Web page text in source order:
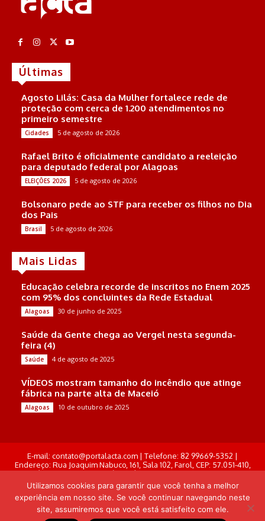
Últimas
Agosto Lilás: Casa da Mulher fortalece rede de
proteção com cerca de 1.200 atendimentos no
primeiro semestre
Cidades 5 de agosto de 2026
Rafael Brito é oficialmente candidato a reeleição
para deputado federal por Alagoas
ELEIÇÕES 2026 5 de agosto de 2026
Bolsonaro pede ao STF para receber os filhos no Dia
dos Pais
Brasil 5 de agosto de 2026
Mais Lidas
Educação celebra recorde de inscritos no Enem 2025
com 95% dos concluintes da Rede Estadual
Alagoas 30 de junho de 2025
Saúde da Gente chega ao Vergel nesta segunda-
feira (4)
Saúde 4 de agosto de 2025
VÍDEOS mostram tamanho do incêndio que atinge
fábrica na parte alta de Maceió
Alagoas 10 de outubro de 2025
E-mail: contato@portalacta.com | Telefone: 82 99669-5352 |
Endereço: Rua Joaquim Nabuco, 161, Sala 102, Farol, CEP: 57.051-410,
Maceió, Alagoas . Responsável Técnico: Derek Gustavo de Morais
Pereira
© Portal Acta - 2025-2026.
Utilizamos cookies para garantir que você tenha a melhor
experiência em nosso site. Se você continuar navegando neste
site, assumiremos que você está satisfeito com ele.